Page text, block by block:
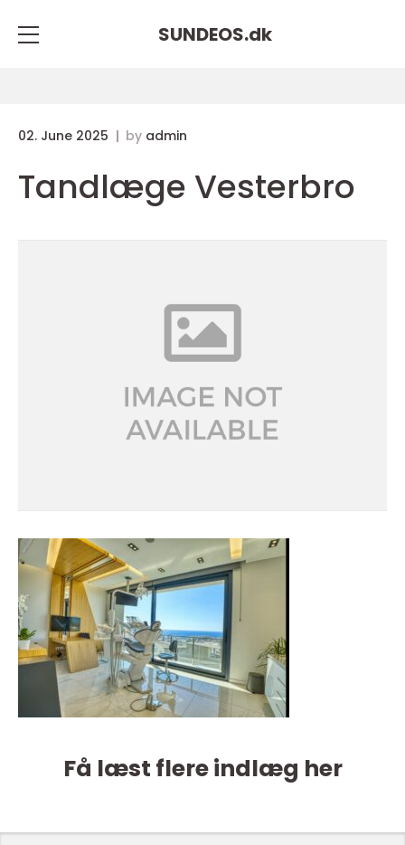
SUNDEOS.dk
02. June 2025 by admin
Tandlæge Vesterbro
Få læst flere indlæg her